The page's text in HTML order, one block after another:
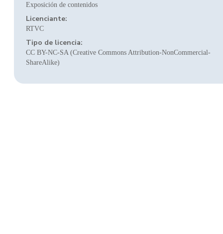
Exposición de contenidos
Licenciante:
RTVC
Tipo de licencia:
CC BY-NC-SA (Creative Commons Attribution-NonCommercial-
ShareAlike)